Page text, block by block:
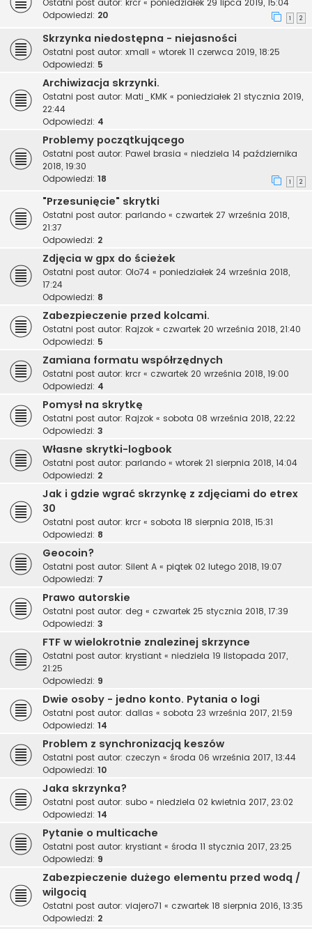
Ostatni post autor: krcr « poniedziałek 29 lipca 2019, 15:04
Odpowiedzi: 20 1 2
Skrzynka niedostępna - niejasności
Ostatni post autor: xmall « wtorek 11 czerwca 2019, 18:25
Odpowiedzi: 5
Archiwizacja skrzynki.
Ostatni post autor: Mati_KMK « poniedziałek 21 stycznia 2019,
22:44
Odpowiedzi: 4
Problemy początkującego
Ostatni post autor: Pawel brasia « niedziela 14 października
2018, 19:30
Odpowiedzi: 18 1 2
"Przesunięcie" skrytki
Ostatni post autor: parlando « czwartek 27 września 2018,
21:37
Odpowiedzi: 2
Zdjęcia w gpx do ścieżek
Ostatni post autor: Olo74 « poniedziałek 24 września 2018,
17:24
Odpowiedzi: 8
Zabezpieczenie przed kolcami.
Ostatni post autor: Rajzok « czwartek 20 września 2018, 21:40
Odpowiedzi: 5
Zamiana formatu współrzędnych
Ostatni post autor: krcr « czwartek 20 września 2018, 19:00
Odpowiedzi: 4
Pomysł na skrytkę
Ostatni post autor: Rajzok « sobota 08 września 2018, 22:22
Odpowiedzi: 3
Własne skrytki-logbook
Ostatni post autor: parlando « wtorek 21 sierpnia 2018, 14:04
Odpowiedzi: 2
Jak i gdzie wgrać skrzynkę z zdjęciami do etrex
30
Ostatni post autor: krcr « sobota 18 sierpnia 2018, 15:31
Odpowiedzi: 8
Geocoin?
Ostatni post autor: Silent A « piątek 02 lutego 2018, 19:07
Odpowiedzi: 7
Prawo autorskie
Ostatni post autor: deg « czwartek 25 stycznia 2018, 17:39
Odpowiedzi: 3
FTF w wielokrotnie znalezinej skrzynce
Ostatni post autor: krystiant « niedziela 19 listopada 2017,
21:25
Odpowiedzi: 9
Dwie osoby - jedno konto. Pytania o logi
Ostatni post autor: dallas « sobota 23 września 2017, 21:59
Odpowiedzi: 14
Problem z synchronizacją keszów
Ostatni post autor: czeczyn « środa 06 września 2017, 13:44
Odpowiedzi: 10
Jaka skrzynka?
Ostatni post autor: subo « niedziela 02 kwietnia 2017, 23:02
Odpowiedzi: 14
Pytanie o multicache
Ostatni post autor: krystiant « środa 11 stycznia 2017, 23:25
Odpowiedzi: 9
Zabezpieczenie dużego elementu przed wodą /
wilgocią
Ostatni post autor: viajero71 « czwartek 18 sierpnia 2016, 13:35
Odpowiedzi: 2